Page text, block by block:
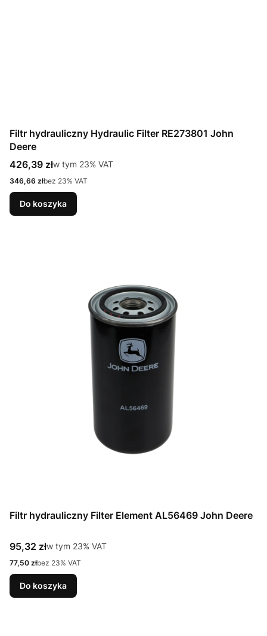
Filtr hydrauliczny Hydraulic Filter RE273801 John
Deere
Cena brutto
426,39 złw tym %s VAT
w tym 23% VAT
Cena netto
346,66 złbez 23% VAT
Do koszyka
Filtr hydrauliczny Filter Element AL56469 John Deere
Cena brutto
95,32 złw tym %s VAT
w tym 23% VAT
Cena netto
77,50 złbez 23% VAT
Do koszyka